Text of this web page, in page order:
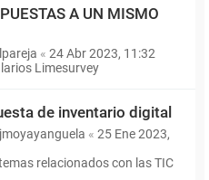
A UN MISMO
lpareja « 24 Abr 2023, 11:32
Limesurvey
de inventario digital
jmoyayanguela « 25 Ene 2023,
relacionados con las TIC